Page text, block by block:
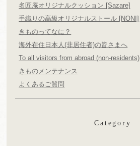
名匠庵オリジナルクッション [Sazare]
手織りの高級オリジナルストール [NONI]
きものってなに？
海外在住日本人(非居住者)の皆さまへ
To all visitors from abroad (non-residents)
きものメンテナンス
よくあるご質問
Category